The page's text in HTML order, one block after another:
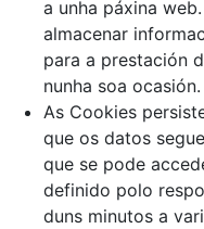
a unha páxina
almacenar
para a prestación
nunha soa ocasión.
As Cookies
que os datos
que se pode
definido polo
duns minutos a